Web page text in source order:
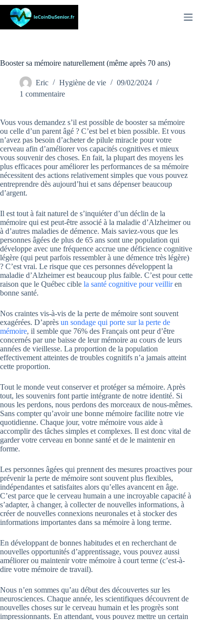
Passer
contenu
Booster sa mémoire naturellement (même après 70 ans)
Eric Hygiène de vie
09/02/2024
1 commentaire
Vous vous demandez s’il est possible de booster sa mémoire
ou celle d’un parent âgé ? C’est bel et bien possible. Et vous
n’avez pas besoin d’acheter de pilule miracle pour votre
cerveau afin d’améliorer vos capacités cognitives et mieux
vous souvenir des choses. En fait, la plupart des moyens les
plus efficaces pour améliorer les performances de sa mémoire
nécessitent des actions relativement simples que vous pouvez
entreprendre dès aujourd’hui et sans dépenser beaucoup
d’argent.
Il est tout à fait naturel de s’inquiéter d’un déclin de la
mémoire qui est peut-être associé à la maladie d’Alzheimer ou
à d’autres maladies de démence. Mais saviez-vous que les
personnes âgées de plus de 65 ans sont une population qui
développe avec une fréquence accrue une déficience cognitive
légère (qui peut parfois ressembler à une démence très légère)
? C’est vrai. Le risque que ces personnes développent la
maladie d’Alzheimer est beaucoup plus faible. C’est pour cette
raison que le Québec cible la santé cognitive pour veilliren
bonne santé.
Nos craintes vis-à-vis de la perte de mémoire sont souvent
exagérées. D’après un sondage qui porte sur la perte de
mémoire, il semble que 76% des Français ont peur d’être
concernés par une baisse de leur mémoire au cours de leurs
années de vieillesse. La proportion de la population
effectivement atteintes de troubles cognitifs n’a jamais atteint
cette proportion.
Tout le monde veut conserver et protéger sa mémoire. Après
tout, les souvenirs font partie intégrante de notre identité. Si
nous les perdons, nous perdons des morceaux de nous-mêmes.
Sans compter qu’avoir une bonne mémoire facilite notre vie
quotidienne. Chaque jour, votre mémoire vous aide à
accomplir des tâches simples et complexes. Il est donc vital de
garder votre cerveau en bonne santé et de le maintenir en
forme.
Les personnes âgées qui prennent des mesures proactives pour
prévenir la perte de mémoire sont souvent plus flexibles,
indépendantes et satisfaites alors qu’elles avancent en âge.
C’est parce que le cerveau humain a une incroyable capacité à
s’adapter, à changer, à collecter de nouvelles informations, à
créer de nouvelles connexions neuronales et à stocker des
informations importantes dans sa mémoire à long terme.
En développant de bonnes habitudes et en recherchant de
nouvelles opportunités d’apprentissage, vous pouvez aussi
améliorer ou maintenir votre mémoire à court terme (c’est-à-
dire votre mémoire de travail).
Nous n’en sommes qu’au début des découvertes sur les
neurosciences. Chaque année, les scientifiques découvrent de
nouvelles choses sur le cerveau humain et les progrès sont
impressionnants. En attendant, vous pouvez mettre un certain